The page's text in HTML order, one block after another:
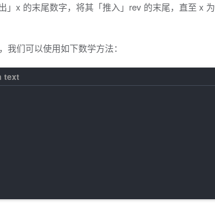
x 的末尾数字，将其「推入」rev 的末尾，直至 x 为
们可以使用如下数学方法：